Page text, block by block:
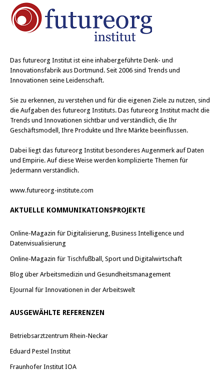
Das futureorg Institut ist eine inhabergeführte Denk- und
Innovationsfabrik aus Dortmund. Seit 2006 sind Trends und
Innovationen seine Leidenschaft.
Sie zu erkennen, zu verstehen und für die eigenen Ziele zu nutzen, sind
die Aufgaben des futureorg Instituts. Das futureorg Institut macht die
Trends und Innovationen sichtbar und verständlich, die Ihr
Geschäftsmodell, Ihre Produkte und Ihre Märkte beeinflussen.
Dabei liegt das futureorg Institut besonderes Augenmerk auf Daten
und Empirie. Auf diese Weise werden komplizierte Themen für
Jedermann verständlich.
www.futureorg-institute.com
AKTUELLE KOMMUNIKATIONSPROJEKTE
Online-Magazin für Digitalisierung, Business Intelligence und
Datenvisualisierung
Online-Magazin für Tischfußball, Sport und Digitalwirtschaft
Blog über Arbeitsmedizin und Gesundheitsmanagement
EJournal für Innovationen in der Arbeitswelt
AUSGEWÄHLTE REFERENZEN
Betriebsarztzentrum Rhein-Neckar
Eduard Pestel Institut
Fraunhofer Institut IOA